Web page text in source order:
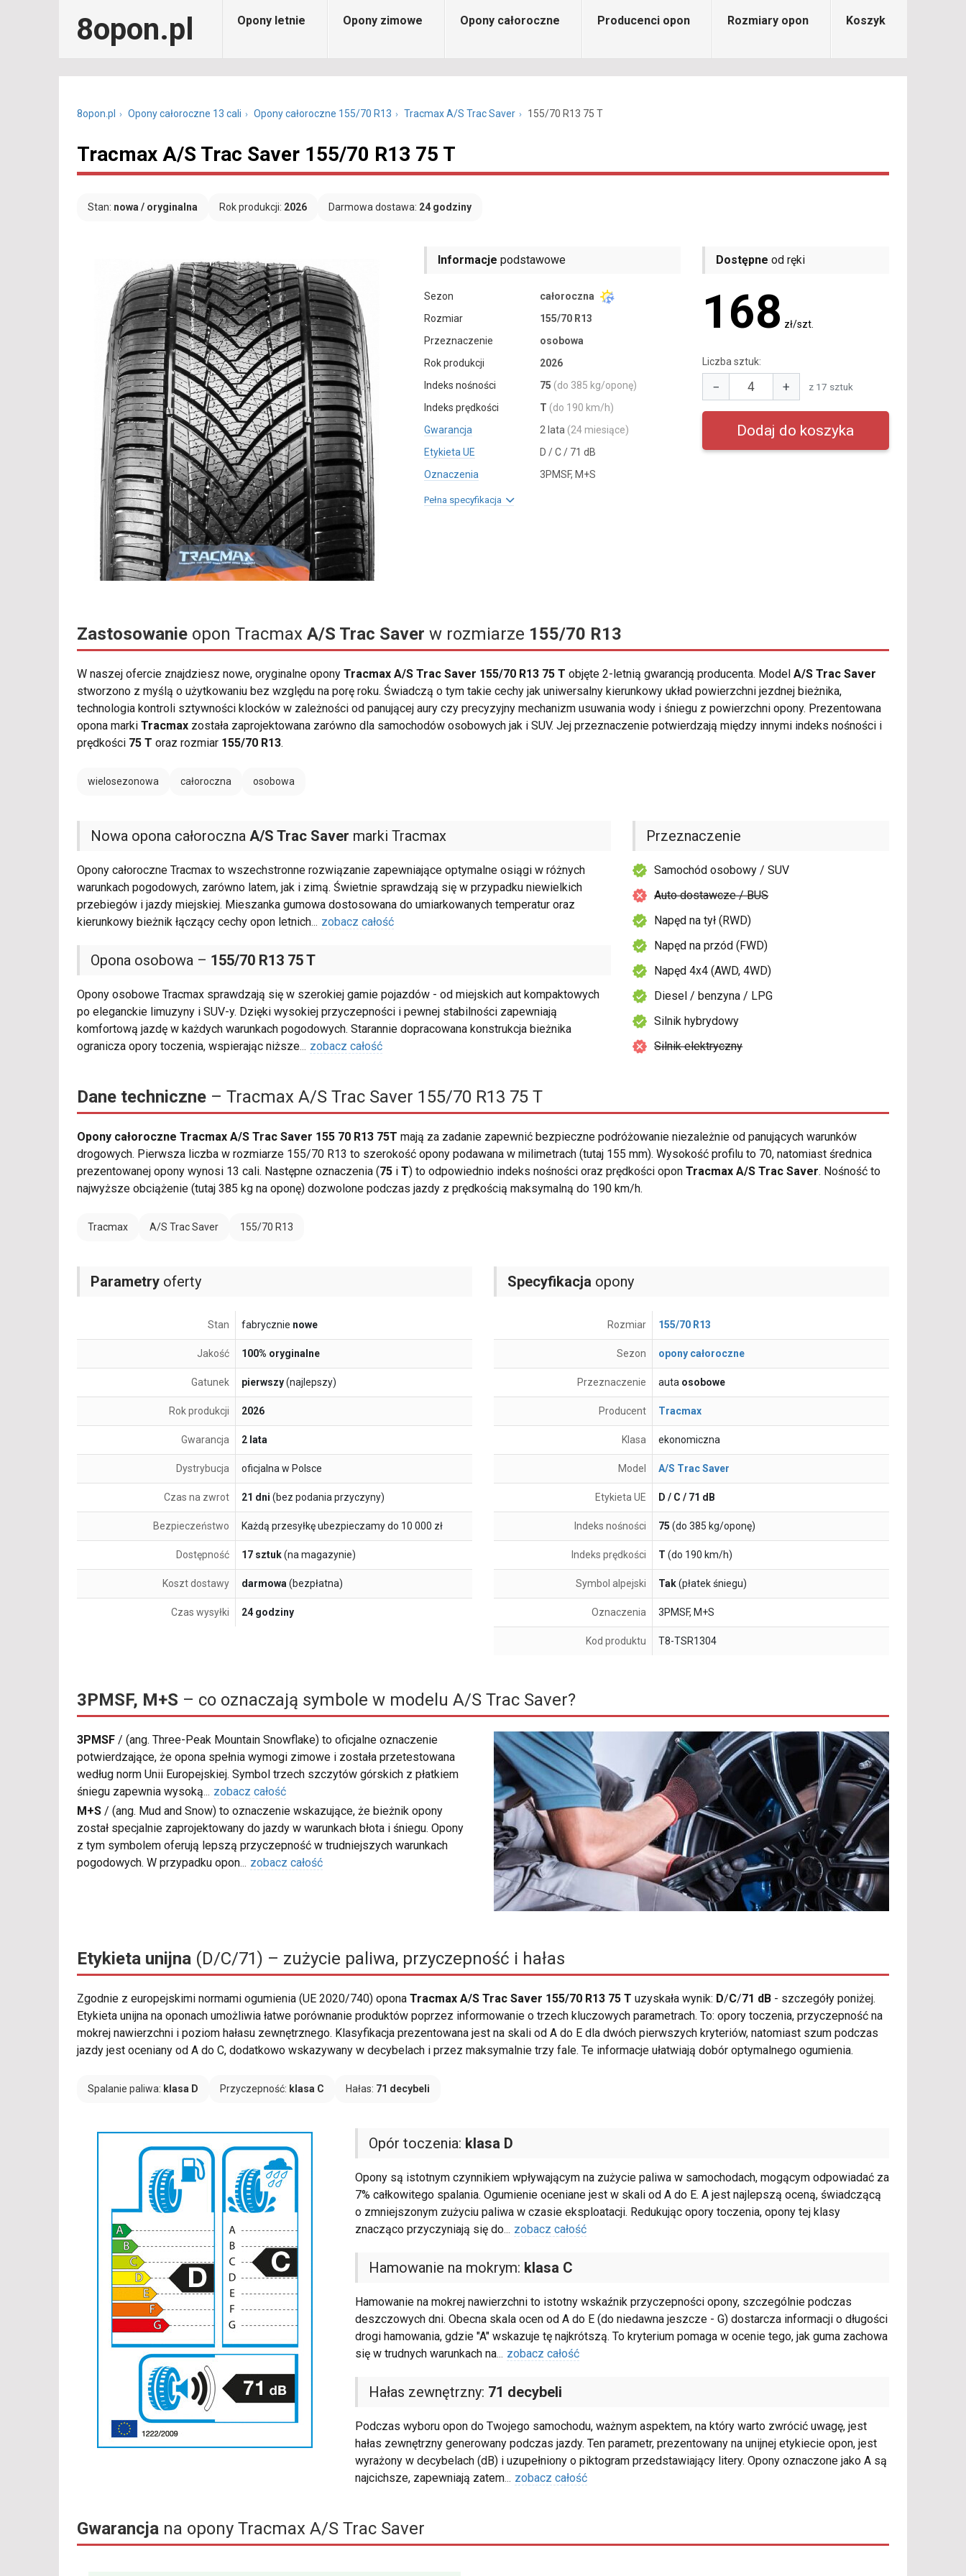
8opon.pl Opony letnie Opony zimowe Opony całoroczne Producenci opon Rozmiary opon Koszyk
8opon.pl Opony całoroczne 13 cali Opony całoroczne 155/70 R13 Tracmax A/S Trac Saver 155/70 R13 75 T
Tracmax A/S Trac Saver 155/70 R13 75 T
Stan: nowa / oryginalna Rok produkcji: 2026 Darmowa dostawa: 24 godziny
Informacje podstawowe
Sezon
całoroczna
Rozmiar
155/70 R13
Przeznaczenie
osobowa
Rok produkcji
2026
Indeks nośności
75 (do 385 kg/oponę)
Indeks prędkości
T (do 190 km/h)
Gwarancja
2 lata (24 miesiące)
Etykieta UE
D / C / 71 dB
Oznaczenia
3PMSF, M+S
Pełna specyfikacja
Dostępne od ręki
168 zł/szt.
Liczba sztuk:
− + z 17 sztuk
Zastosowanie opon Tracmax A/S Trac Saver w rozmiarze 155/70 R13
W naszej ofercie znajdziesz nowe, oryginalne opony Tracmax A/S Trac Saver 155/70 R13 75 T objęte 2-letnią gwarancją producenta. Model A/S Trac Saver
stworzono z myślą o użytkowaniu bez względu na porę roku. Świadczą o tym takie cechy jak uniwersalny kierunkowy układ powierzchni jezdnej bieżnika,
technologia kontroli sztywności klocków w zależności od panującej aury czy precyzyjny mechanizm usuwania wody i śniegu z powierzchni opony. Prezentowana
opona marki Tracmax została zaprojektowana zarówno dla samochodów osobowych jak i SUV. Jej przeznaczenie potwierdzają między innymi indeks nośności i
prędkości 75 T oraz rozmiar 155/70 R13.
wielosezonowa całoroczna osobowa
Nowa opona całoroczna A/S Trac Saver marki Tracmax
Opony całoroczne Tracmax to wszechstronne rozwiązanie zapewniające optymalne osiągi w różnych
warunkach pogodowych, zarówno latem, jak i zimą. Świetnie sprawdzają się w przypadku niewielkich
przebiegów i jazdy miejskiej. Mieszanka gumowa dostosowana do umiarkowanych temperatur oraz
kierunkowy bieżnik łączący cechy opon letnich... zobacz całość
Opona osobowa – 155/70 R13 75 T
Opony osobowe Tracmax sprawdzają się w szerokiej gamie pojazdów - od miejskich aut kompaktowych
po eleganckie limuzyny i SUV-y. Dzięki wysokiej przyczepności i pewnej stabilności zapewniają
komfortową jazdę w każdych warunkach pogodowych. Starannie dopracowana konstrukcja bieżnika
ogranicza opory toczenia, wspierając niższe... zobacz całość
Przeznaczenie
Samochód osobowy / SUV
Auto dostawcze / BUS
Napęd na tył (RWD)
Napęd na przód (FWD)
Napęd 4x4 (AWD, 4WD)
Diesel / benzyna / LPG
Silnik hybrydowy
Silnik elektryczny
Dane techniczne – Tracmax A/S Trac Saver 155/70 R13 75 T
Opony całoroczne Tracmax A/S Trac Saver 155 70 R13 75T mają za zadanie zapewnić bezpieczne podróżowanie niezależnie od panujących warunków
drogowych. Pierwsza liczba w rozmiarze 155/70 R13 to szerokość opony podawana w milimetrach (tutaj 155 mm). Wysokość profilu to 70, natomiast średnica
prezentowanej opony wynosi 13 cali. Następne oznaczenia (75 i T) to odpowiednio indeks nośności oraz prędkości opon Tracmax A/S Trac Saver. Nośność to
najwyższe obciążenie (tutaj 385 kg na oponę) dozwolone podczas jazdy z prędkością maksymalną do 190 km/h.
Tracmax A/S Trac Saver 155/70 R13
Parametry oferty
Stan fabrycznie nowe
Jakość 100% oryginalne
Gatunek pierwszy(najlepszy)
Rok produkcji 2026
Gwarancja 2 lata
Dystrybucja oficjalna w Polsce
Czas na zwrot 21 dni (bez podania przyczyny)
Bezpieczeństwo Każdą przesyłkę ubezpieczamy do 10 000 zł
Dostępność 17 sztuk(na magazynie)
Koszt dostawy darmowa(bezpłatna)
Czas wysyłki 24 godziny
Specyfikacja opony
Rozmiar 155/70 R13
Sezon opony całoroczne
Przeznaczenie auta osobowe
Producent Tracmax
Klasa ekonomiczna
Model A/S Trac Saver
Etykieta UE D / C / 71 dB
Indeks nośności 75 (do 385 kg/oponę)
Indeks prędkości T (do 190 km/h)
Symbol alpejski Tak(płatek śniegu)
Oznaczenia 3PMSF, M+S
Kod produktu T8-TSR1304
3PMSF, M+S – co oznaczają symbole w modelu A/S Trac Saver?
3PMSF / (ang. Three-Peak Mountain Snowflake) to oficjalne oznaczenie
potwierdzające, że opona spełnia wymogi zimowe i została przetestowana
według norm Unii Europejskiej. Symbol trzech szczytów górskich z płatkiem
śniegu zapewnia wysoką... zobacz całość
M+S / (ang. Mud and Snow) to oznaczenie wskazujące, że bieżnik opony
został specjalnie zaprojektowany do jazdy w warunkach błota i śniegu. Opony
z tym symbolem oferują lepszą przyczepność w trudniejszych warunkach
pogodowych. W przypadku opon... zobacz całość
Etykieta unijna (D/C/71) – zużycie paliwa, przyczepność i hałas
Zgodnie z europejskimi normami ogumienia (UE 2020/740) opona Tracmax A/S Trac Saver 155/70 R13 75 T uzyskała wynik: D/C/71 dB - szczegóły poniżej.
Etykieta unijna na oponach umożliwia łatwe porównanie produktów poprzez informowanie o trzech kluczowych parametrach. To: opory toczenia, przyczepność na
mokrej nawierzchni i poziom hałasu zewnętrznego. Klasyfikacja prezentowana jest na skali od A do E dla dwóch pierwszych kryteriów, natomiast szum podczas
jazdy jest oceniany od A do C, dodatkowo wskazywany w decybelach i przez maksymalnie trzy fale. Te informacje ułatwiają dobór optymalnego ogumienia.
Spalanie paliwa: klasa D Przyczepność: klasa C Hałas: 71 decybeli
Opór toczenia: klasa D
Opony są istotnym czynnikiem wpływającym na zużycie paliwa w samochodach, mogącym odpowiadać za
7% całkowitego spalania. Ogumienie oceniane jest w skali od A do E. A jest najlepszą oceną, świadczącą
o zmniejszonym zużyciu paliwa w czasie eksploatacji. Redukując opory toczenia, opony tej klasy
znacząco przyczyniają się do... zobacz całość
Hamowanie na mokrym: klasa C
Hamowanie na mokrej nawierzchni to istotny wskaźnik przyczepności opony, szczególnie podczas
deszczowych dni. Obecna skala ocen od A do E (do niedawna jeszcze - G) dostarcza informacji o długości
drogi hamowania, gdzie "A" wskazuje tę najkrótszą. To kryterium pomaga w ocenie tego, jak guma zachowa
się w trudnych warunkach na... zobacz całość
Hałas zewnętrzny: 71 decybeli
Podczas wyboru opon do Twojego samochodu, ważnym aspektem, na który warto zwrócić uwagę, jest
hałas zewnętrzny generowany podczas jazdy. Ten parametr, prezentowany na unijnej etykiecie opon, jest
wyrażony w decybelach (dB) i uzupełniony o piktogram przedstawiający litery. Opony oznaczone jako A są
najcichsze, zapewniają zatem... zobacz całość
Gwarancja na opony Tracmax A/S Trac Saver